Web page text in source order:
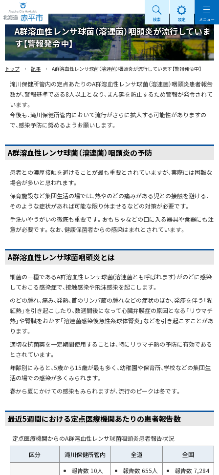
Akabira City Hokkaido 北海道 赤平市
検索 設定 メニュー
A群溶血性レンサ球菌（溶連菌）咽頭炎が流行していま
す【警報発令中】
トップ › 記事 › A群溶血性レンサ球菌（溶連菌）咽頭炎が流行しています【警報発令中】
滝川保健所管内の定点あたりのA群溶血性レンサ球菌（溶連菌）咽頭炎患者報告
数が、警報基準である8人以上となり、まん延を防止するため警報が発令されて
います。
今後も、滝川保健所管内において流行がさらに拡大する可能性がありますの
で、感染予防に努めるようお願いします。
A群溶血性レンサ球菌（溶連菌）咽頭炎の予防
患者との濃厚接触を避けることが最も重要とされていますが、実際には困難な
場合が多いと思われます。
保育施設など集団生活の場では、熱やのどの痛みがある児との接触を避ける、
そのような症状があれば可能な限り休ませるなどの対策が必要です。
手洗いやうがいの徹底も重要です。おもちゃなどの口に入る器具や食器にも注
意が必要です。なお、健康保菌者からの感染はまれとされています。
A群溶血性レンサ球菌咽頭炎とは
細菌の一種であるA群溶血性レンサ球菌(溶連菌とも呼ばれます）がのどに感染
しておこる感染症で、接触感染や飛沫感染を起こします。
のどの腫れ、痛み、発熱、首のリンパ節の腫れなどの症状のほか、発疹を伴う「猩
紅熱」を引き起こしたり、数週間後になって心臓弁膜症の原因となる「リウマチ
熱」や腎臓をおかす「溶連菌感染後急性糸球体腎炎」などを引き起こすことがあ
ります。
適切な抗菌薬を一定期間使用することは、特にリウマチ熱の予防に有効である
とされています。
年齢別にみると、5歳から15歳が最も多く、幼稚園や保育所、学校などの集団生
活の場での感染が多くみられます。
春から夏にかけての感染もみられますが、流行のピークは冬です。
最近5週間における定点医療機関あたりの患者報告数
定点医療機関からのA群溶血性レンサ球菌咽頭炎患者報告状況
区分
滝川保健所管内 全道 全国
報告数 10人
報告数 655人
報告数 7,284